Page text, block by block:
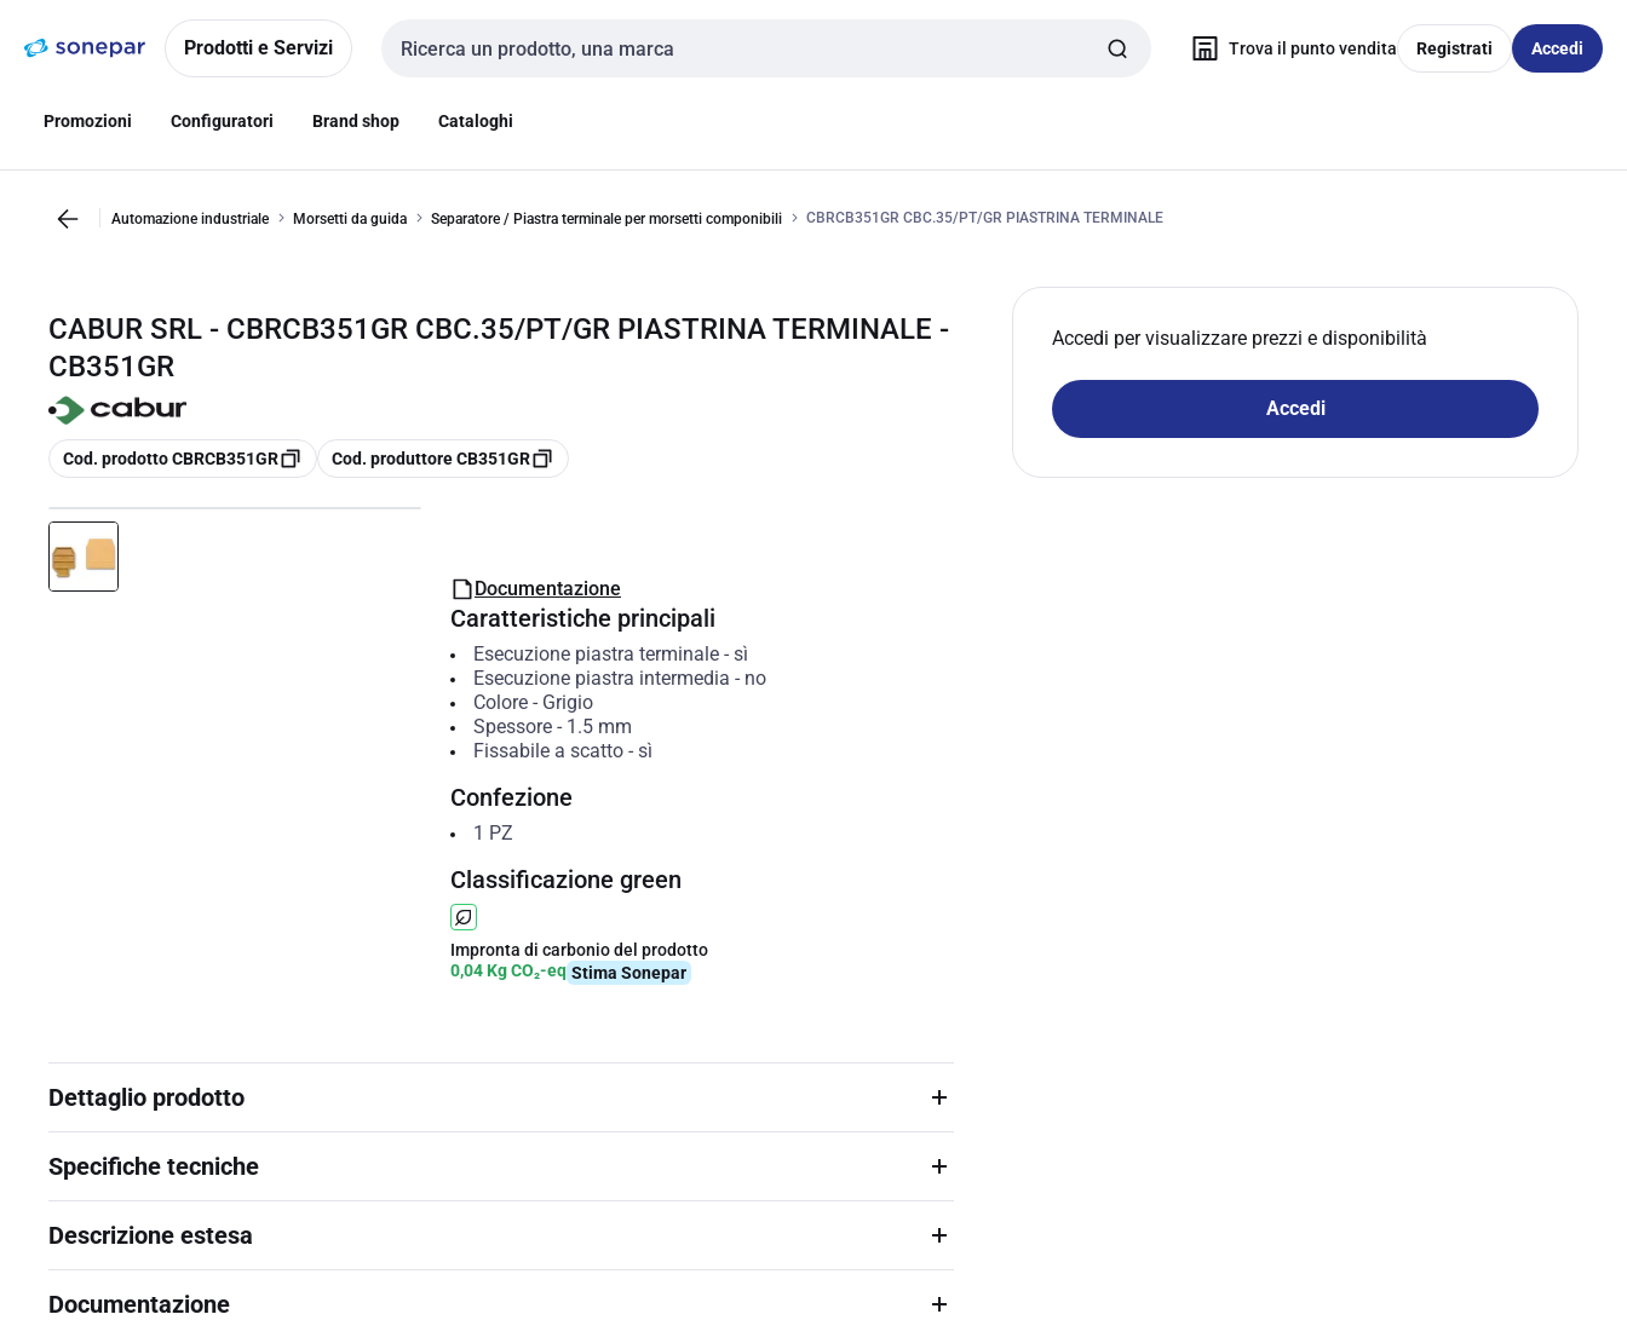
navigazionealla
Prodotti e Servizi
Cerca input
Trova il punto vendita Registrati Accedi
Promozioni Configuratori Brand shop Cataloghi
Automazione industriale Morsetti da guida Separatore / Piastra terminale per morsetti componibili CBRCB351GR CBC.35/PT/GR PIASTRINA TERMINALE
CABUR SRL - CBRCB351GR CBC.35/PT/GR PIASTRINA TERMINALE -
CB351GR
copia
Cod. prodotto CBRCB351GR copia
Cod. produttore CB351GR
Accedi per visualizzare prezzi e disponibilità
Accedi
Documentazione
Caratteristiche principali
Esecuzione piastra terminale- sì
Esecuzione piastra intermedia - no
Colore- Grigio
Spessore- 1.5 mm
Fissabile a scatto- sì
Confezione
1 PZ
Classificazione green
Impronta di carbonio del prodotto
0,04 Kg CO₂-eq Stima Sonepar
Dettaglio prodotto
Specifiche tecniche
Descrizione estesa
Documentazione